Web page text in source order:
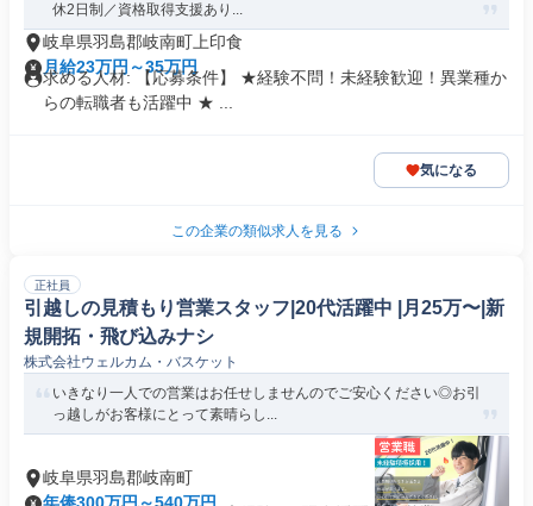
休2日制／資格取得支援あり...
岐阜県羽島郡岐南町上印食
月給23万円～35万円
求める人材: 【応募条件】 ★経験不問！未経験歓迎！異業種か
らの転職者も活躍中 ★ ...
気になる
この企業の類似求人を見る
正社員
引越しの見積もり営業スタッフ|20代活躍中 |月25万〜|新
規開拓・飛び込みナシ
株式会社ウェルカム・バスケット
いきなり一人での営業はお任せしませんのでご安心ください◎お引
っ越しがお客様にとって素晴らし...
岐阜県羽島郡岐南町